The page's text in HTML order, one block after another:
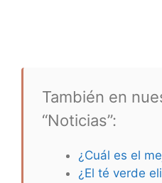
También en
“Noticias”:
¿Cuál es el
¿El té verde